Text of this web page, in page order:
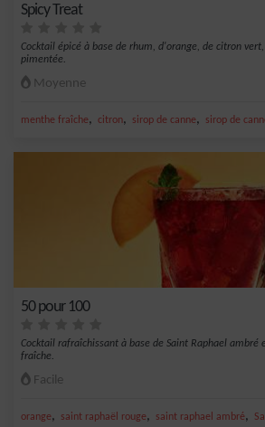
Spicy Treat
Cocktail épicé à base de rhum, d'orange, de citron
pimentée.
Moyenne
menthe fraîche, citron, sirop de canne, sirop de
50 pour 100
Cocktail rafraîchissant à base de Saint Raphael ambré
fraîche.
Facile
orange, saint raphaël rouge, saint raphael ambré,